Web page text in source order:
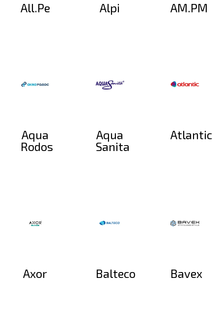
All.Pe Alpi AM.PM
Aqua
Rodos
Aqua
Sanita
Atlantic
Axor Balteco Bavex